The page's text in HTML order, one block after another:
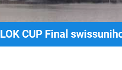
LOK CUP Final